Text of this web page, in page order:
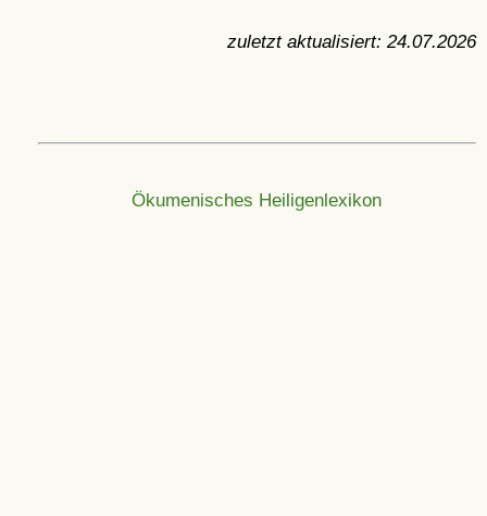
zuletzt aktualisiert: 24.07.2026
Ökumenisches Heiligenlexikon